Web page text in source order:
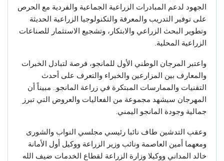
الجهود لدعم المبادرات الزراعية الجماعية والفردية مع الحرص
على توفير التدريب والمعرفة والتكنولوجيا الزراعية الحديثة
وتطوير البحث الزراعي والابتكار، وتشجيع الاستثمار للصناعات
الزراعية المحلية.
واعتبر المرجان الوطني الأول للمانجو، فرصة لتبادل الخبرات
والمعارف بين المزارعين والخبراء والتعرف على أحدث
التقنيات والممارسات المبتكرة في زراعة المانجو.. مبيناً أن
المهرجان سيشهد مجموعة من الفعاليات والعروض التي تبرز
جمالية وجودة المانجو اليمني.
وعقب التدشين طاف نائبا رئيسي مجلسي النواب والشورى
ومعهما أمين العاصمة ونائب وزير الزراعة ووكيل أول الأمانة
خالد المداني ووكيلا وزارة الزراعة لقطاع الخدمات ضيف الله